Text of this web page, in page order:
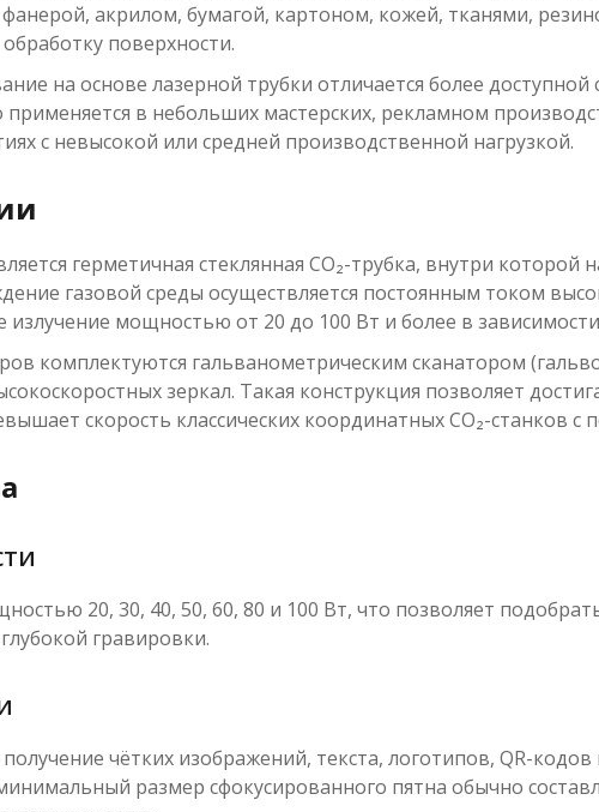
акрилом, бумагой, картоном, кожей, тканями,
поверхности.
на основе лазерной трубки отличается более
в небольших мастерских, рекламном
с невысокой или средней производственной нагрузкой.
герметичная стеклянная CO₂-трубка, внутри которой
газовой среды осуществляется постоянным током
излучение мощностью от 20 до 100 Вт и более в
комплектуются гальванометрическим сканатором
зеркал. Такая конструкция позволяет
скорость классических координатных CO₂-станков с
20, 30, 40, 50, 60, 80 и 100 Вт, что позволяет
гравировки.
чётких изображений, текста, логотипов, QR-
размер сфокусированного пятна обычно